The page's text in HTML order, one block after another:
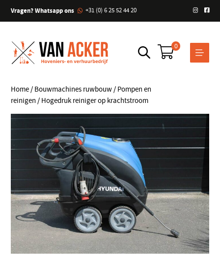
Vragen? Whatsapp ons +31 (0) 6 25 52 44 20
0
Home/ Bouwmachines ruwbouw/ Pompen en
reinigen / Hogedruk reiniger op krachtstroom